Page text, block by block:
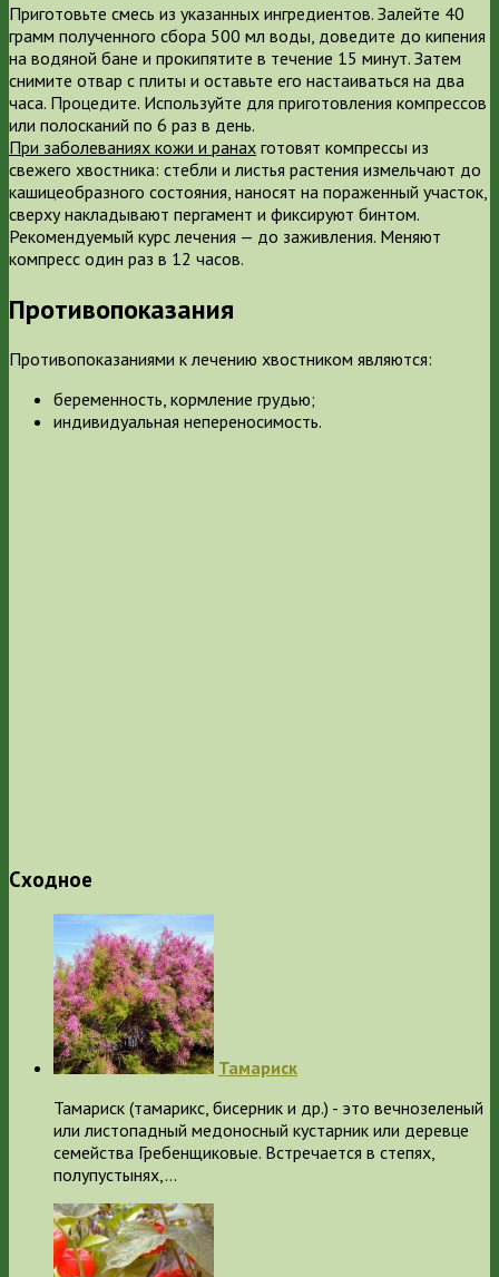
Приготовьте смесь из указанных ингредиентов. Залейте 40
грамм полученного сбора 500 мл воды, доведите до кипения
на водяной бане и прокипятите в течение 15 минут. Затем
снимите отвар с плиты и оставьте его настаиваться на два
часа. Процедите. Используйте для приготовления компрессов
или полосканий по 6 раз в день.
При заболеваниях кожи и ранах готовят компрессы из
свежего хвостника: стебли и листья растения измельчают до
кашицеобразного состояния, наносят на пораженный участок,
сверху накладывают пергамент и фиксируют бинтом.
Рекомендуемый курс лечения — до заживления. Меняют
компресс один раз в 12 часов.
Противопоказания
Противопоказаниями к лечению хвостником являются:
беременность, кормление грудью;
индивидуальная непереносимость.
Сходное
Тамариск
Тамариск (тамарикс, бисерник и др.) - это вечнозеленый
или листопадный медоносный кустарник или деревце
семейства Гребенщиковые. Встречается в степях,
полупустынях,…